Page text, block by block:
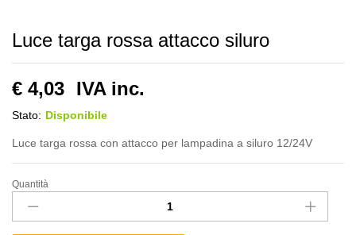
Luce targa rossa attacco siluro
€ 4,03 IVA inc.
Stato: Disponibile
Luce targa rossa con attacco per lampadina a siluro 12/24V
Luce
targa
rossa
Quantità